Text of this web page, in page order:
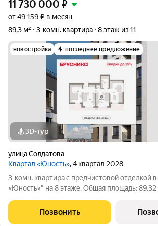
11 730 000 ₽
от 49 159 ₽ в месяц
89,3 м²
3-комн. квартира 8 этаж из 11
новостройка последнее предложение
3D-тур
улица Солдатова
Квартал «Юность», 4 квартал 2028
3-комн. квартира с предчистовой отделкой
«Юность»" на 8 этаже. Общая площадь: 89.32
Высота потолков 2.7 м. Квартира с кухней-
спальнями в квартале
Позвонить